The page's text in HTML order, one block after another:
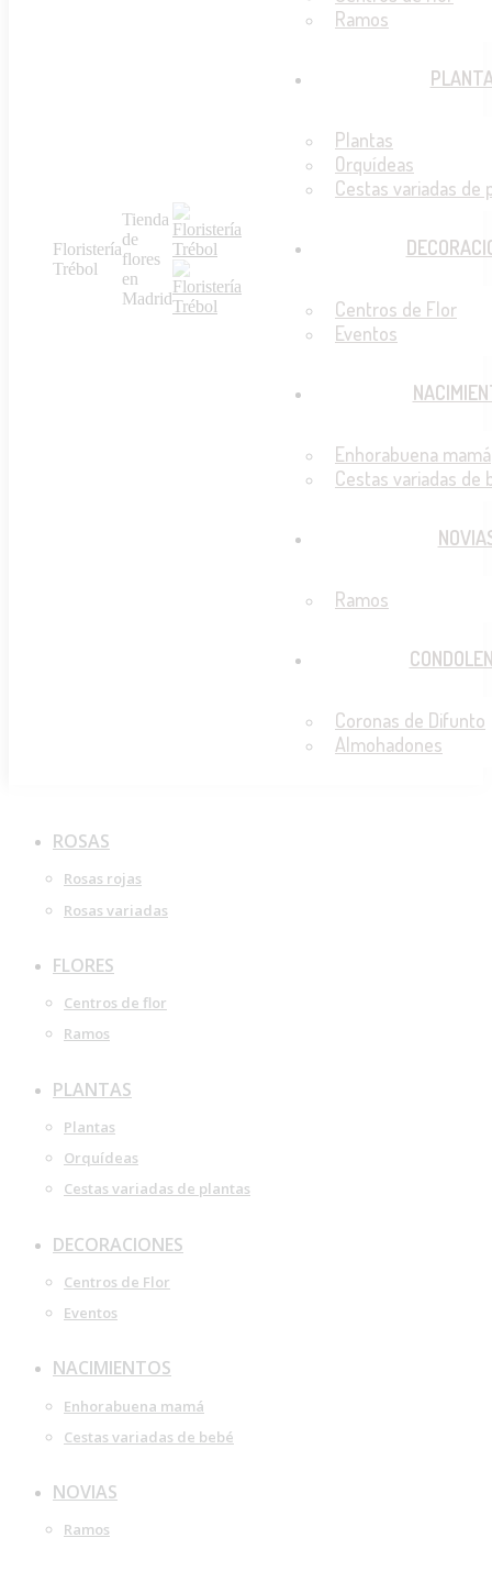
Floristería
Trébol
Tienda
de
flores
en
Madrid
Ramos
Plantas
Orquídeas
Cestas variadas de
Centros de Flor
Eventos
Enhorabuena mamá
Cestas variadas de
Ramos
Coronas de Difunto
Almohadones
ROSAS
Rosas rojas
Rosas variadas
FLORES
Centros de flor
Ramos
PLANTAS
Plantas
Orquídeas
Cestas variadas de plantas
DECORACIONES
Centros de Flor
Eventos
NACIMIENTOS
Enhorabuena mamá
Cestas variadas de bebé
NOVIAS
Ramos